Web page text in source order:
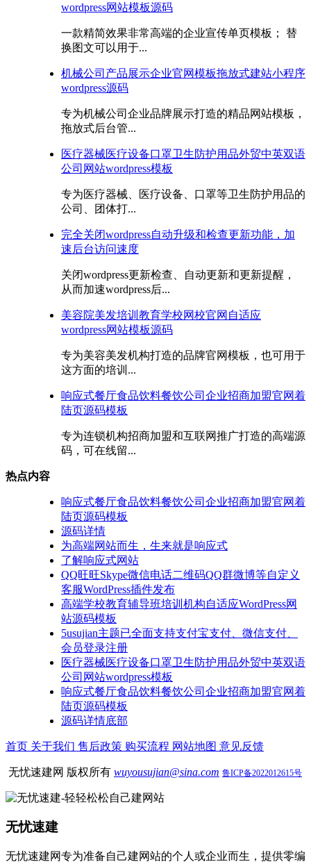
wordpress网站模板源码
一款精简效果非常高端的企业宣传单页模板； 替
换图文可以用于...
机械公司产品展示企业官网模板拖放式建站小程序
wordpress源码
专为机械公司企业品牌展示打造的精品网站模板，
拖放式后台管...
医疗器械医疗设备口罩卫生防护用品外贸中英双语
公司网站wordpress模板
专为医疗器械、医疗设备、口罩等卫生防护用品的
公司、团体打...
完全关闭wordpress自动升级和检查更新功能，加
速后台访问速度
关闭wordpress更新检查、自动更新和更新提醒，
从而加速wordpress后...
美容院美发培训教育学校网校官网自适应
wordpress网站模板源码
专为美容美发机构打造的品牌官网模板，也可用于
这方面的培训...
响应式餐厅食品饮料餐饮公司企业招商加盟官网着
陆页源码模板
专为连锁机构招商加盟和互联网推广打造的高端源
码，可在线留...
热点内容
响应式餐厅食品饮料餐饮公司企业招商加盟官网着
陆页源码模板
源码详情
为高端网站而生，生来就是响应式
了解响应式网站
QQ旺旺Skype微信电话二维码QQ群微博等自定义
客服WordPress插件发布
高端学校教育辅导班培训机构自适应WordPress网
站源码模板
5usujian主题已全面支持支付宝支付、微信支付、
会员登录注册
医疗器械医疗设备口罩卫生防护用品外贸中英双语
公司网站wordpress模板
响应式餐厅食品饮料餐饮公司企业招商加盟官网着
陆页源码模板
源码详情底部
首页 关于我们 售后政策 购买流程 网站地图 意见反馈
无忧速建网 版权所有 wuyousujian@sina.com 鲁ICP备2022012615号
无忧速建
无忧速建网专为准备自己建网站的个人或企业而生，提供零编